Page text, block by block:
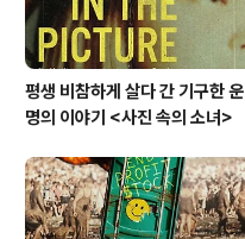
평생 비참하게 살다 간 기구한 운
명의 이야기 <사진 속의 소녀>